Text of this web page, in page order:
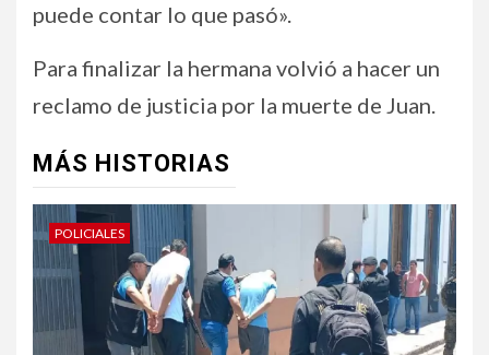
puede contar lo que pasó».
Para finalizar la hermana volvió a hacer un
reclamo de justicia por la muerte de Juan.
MÁS HISTORIAS
POLICIALES